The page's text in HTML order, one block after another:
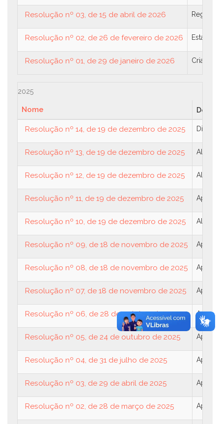
Resolução nº 03, de 15 de abril de 2026
Resolução nº 02, de 26 de fevereiro de 2026
Resolução nº 01, de 29 de janeiro de 2026 Cria a
2025
Nome
Resolução nº 14, de 19 de dezembro de 2025
Resolução nº 13, de 19 de dezembro de 2025 Altera
Resolução nº 12, de 19 de dezembro de 2025 Altera
Resolução nº 11, de 19 de dezembro de 2025
Resolução nº 10, de 19 de dezembro de 2025 Altera
Resolução nº 09, de 18 de novembro de 2025
Resolução nº 08, de 18 de novembro de 2025
Resolução nº 07, de 18 de novembro de 2025
Resolução nº 06, de 28 de outubro de 2025
Resolução nº 05, de 24 de outubro de 2025
Resolução nº 04, de 31 de julho de 2025
Resolução nº 03, de 29 de abril de 2025
Resolução nº 02, de 28 de março de 2025